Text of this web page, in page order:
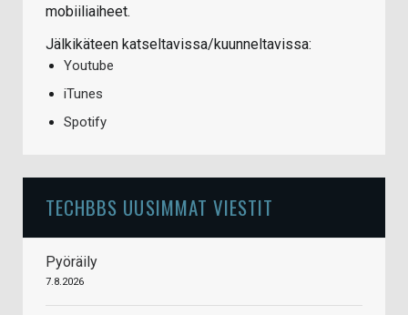
mobiiliaiheet.
Jälkikäteen katseltavissa/kuunneltavissa:
Youtube
iTunes
Spotify
TECHBBS UUSIMMAT VIESTIT
Pyöräily
7.8.2026